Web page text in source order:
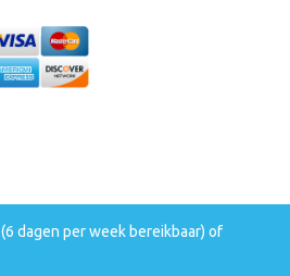
(6 dagen per week bereikbaar) of